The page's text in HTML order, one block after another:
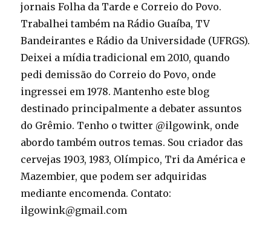
jornais Folha da Tarde e Correio do Povo.
Trabalhei também na Rádio Guaíba, TV
Bandeirantes e Rádio da Universidade (UFRGS).
Deixei a mídia tradicional em 2010, quando
pedi demissão do Correio do Povo, onde
ingressei em 1978. Mantenho este blog
destinado principalmente a debater assuntos
do Grêmio. Tenho o twitter @ilgowink, onde
abordo também outros temas. Sou criador das
cervejas 1903, 1983, Olímpico, Tri da América e
Mazembier, que podem ser adquiridas
mediante encomenda. Contato:
ilgowink@gmail.com